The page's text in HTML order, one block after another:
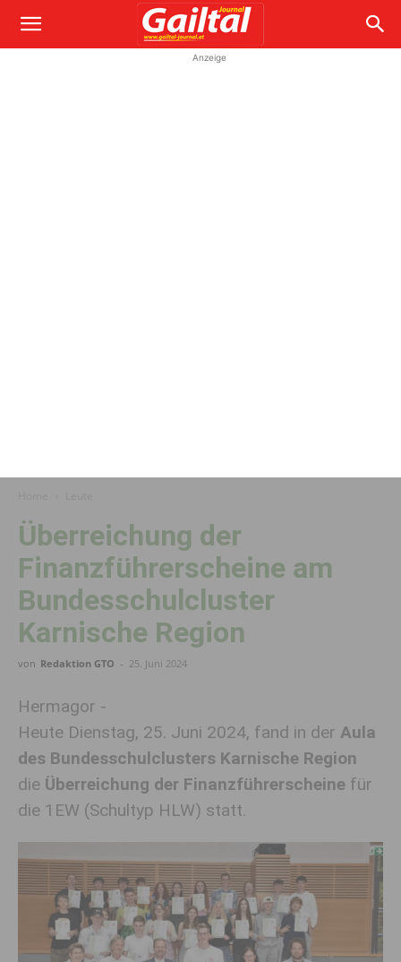
Anzeige
Überreichung der
Finanzführerscheine am
Bundesschulcluster
Karnische Region
von Redaktion GTO - 25. Juni 2024
Hermagor -
Heute Dienstag, 25. Juni 2024, fand in der Aula
des Bundesschulclusters Karnische Region
die Überreichung der Finanzführerscheine für
die 1EW (Schultyp HLW) statt.